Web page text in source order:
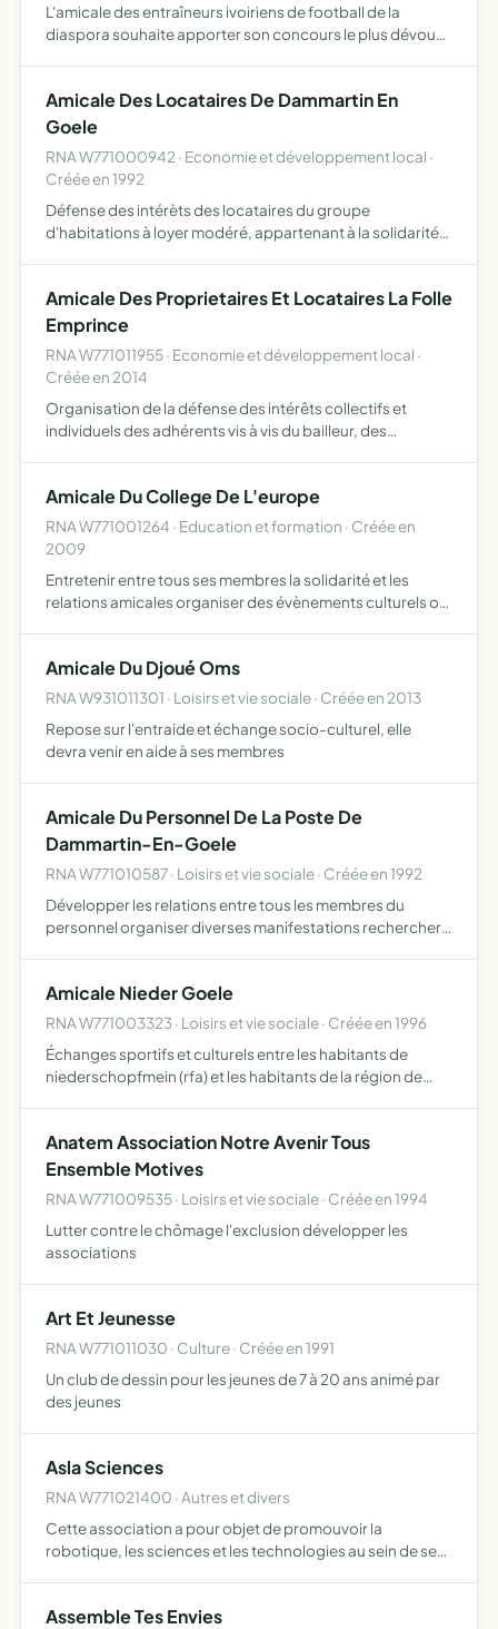
L'amicale des entraîneurs ivoiriens de football de la
diaspora souhaite apporter son concours le plus dévoué
manifestati…
Amicale Des Locataires De Dammartin En
Goele
RNA W771000942 · Economie et développement local ·
Créée en 1992
Défense des intérèts des locataires du groupe
d'habitations à loyer modéré, appartenant à la solidarité
l'habitat et d…
Amicale Des Proprietaires Et Locataires La Folle
Emprince
RNA W771011955 · Economie et développement local ·
Créée en 2014
Organisation de la défense des intérêts collectifs et
individuels des adhérents vis à vis du bailleur, des
Amicale Du College De L'europe
RNA W771001264 · Education et formation · Créée en
2009
Entretenir entre tous ses membres la solidarité et les
relations amicales organiser des évènements culturels ou
Amicale Du Djoué Oms
RNA W931011301 · Loisirs et vie sociale · Créée en 2013
Repose sur l'entraide et échange socio-culturel, elle
devra venir en aide à ses membres
Amicale Du Personnel De La Poste De
Dammartin-En-Goele
RNA W771010587 · Loisirs et vie sociale · Créée en 1992
Développer les relations entre tous les membres du
personnel organiser diverses manifestations rechercher
Amicale Nieder Goele
RNA W771003323 · Loisirs et vie sociale · Créée en 1996
Échanges sportifs et culturels entre les habitants de
niederschopfmein (rfa) et les habitants de la région de
Anatem Association Notre Avenir Tous
Ensemble Motives
RNA W771009535 · Loisirs et vie sociale · Créée en 1994
Lutter contre le chômage l'exclusion développer les
associations
Art Et Jeunesse
RNA W771011030 · Culture · Créée en 1991
Un club de dessin pour les jeunes de 7 à 20 ans animé par
des jeunes
Asla Sciences
RNA W771021400 · Autres et divers
Cette association a pour objet de promouvoir la
robotique, les sciences et les technologies au sein de ses
Robotiqu…
Assemble Tes Envies